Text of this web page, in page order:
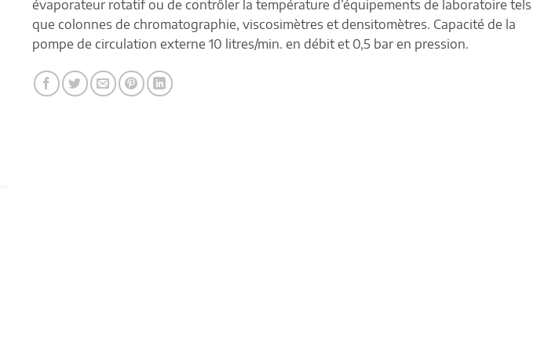
évaporateur rotatif ou de contrôler la température d’équipements de laboratoire tels
que colonnes de chromatographie, viscosimètres et densitomètres. Capacité de la
pompe de circulation externe 10 litres/min. en débit et 0,5 bar en pression.